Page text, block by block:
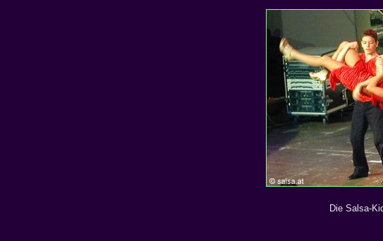
Die Salsa-